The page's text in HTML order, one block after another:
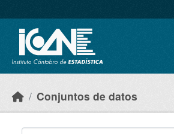
Conjuntos de datos